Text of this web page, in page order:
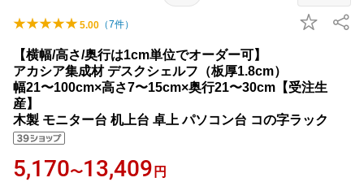
5.00 （7件）
【横幅/高さ/奥行は1cm単位でオーダー可】
アカシア集成材 デスクシェルフ（板厚1.8cm）
幅21〜100cm×高さ7〜15cm×奥行21〜30cm【受注生
産】
木製 モニター台 机上台 卓上 パソコン台 コの字ラック
5,170〜13,409 円